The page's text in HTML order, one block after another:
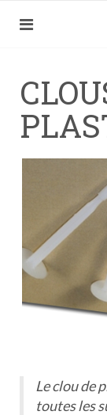
Le clou de
toutes les